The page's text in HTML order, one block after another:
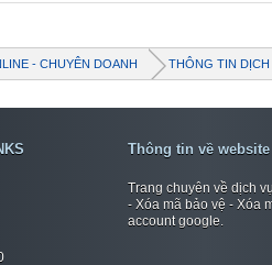
- CHUYÊN DOANH THÔNG TIN
Thông tin về website
Trang chuyên về dịch
- Xóa mã bảo vệ - Xóa
account google.